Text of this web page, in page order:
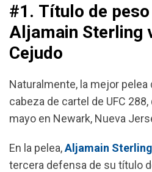
#1. Título de
Aljamain Sterling
Cejudo
Naturalmente, la mejor
cabeza de cartel de UFC
mayo en Newark, Nueva
En la pelea,Aljamain Sterling
tercera defensa de su título